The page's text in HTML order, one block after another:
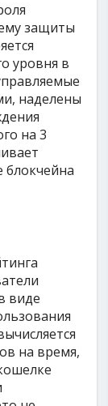
защиты
уровня в
наделены
на 3
блокчейна
виде
на время,